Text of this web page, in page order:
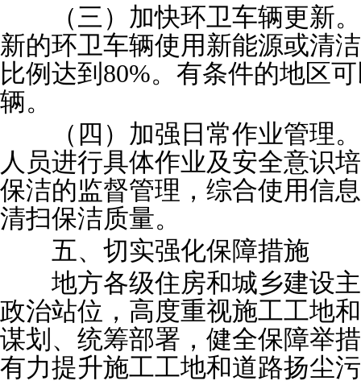
（三）加快环卫车辆更新。
新的环卫车辆使用新能源或清
比例达到 80%。有条件的地区
辆。
（四）加强日常作业管理。
人员进行具体作业及安全意识
保洁的监督管理，综合使用信
清扫保洁质量。
五、切实强化保障措施
地方各级住房和城乡建设主
政治站位，高度重视施工工地
谋划、统筹部署，健全保障举
有力提升施工工地和道路扬尘